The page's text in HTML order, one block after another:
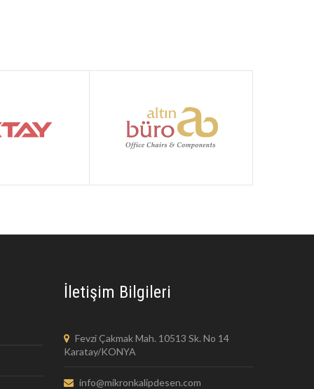
İletişim Bilgileri
Fevzi Çakmak Mah. 10513 Sk. No 14
Karatay/KONYA
info@mikronkalipdesen.com